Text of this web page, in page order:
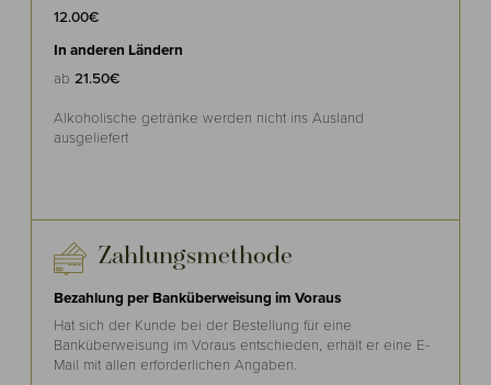
12.00€
In anderen Ländern
ab 21.50€
Alkoholische getränke werden nicht ins Ausland
ausgeliefert
Zahlungsmethode
Bezahlung per Banküberweisung im Voraus
Hat sich der Kunde bei der Bestellung für eine
Banküberweisung im Voraus entschieden, erhält er eine E-
Mail mit allen erforderlichen Angaben.